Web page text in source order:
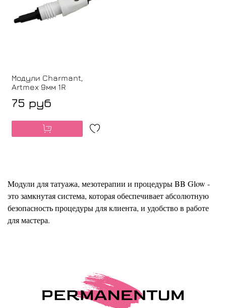
Модули Charmant,
Artmex 9мм 1R
75 руб
Mодули для татуажа, мезотерапии и процедуры BB Glow -
это замкнутая система, которая обеспечивает абсолютную
безопасность процедуры для клиента, и удобство в работе
для мастера.